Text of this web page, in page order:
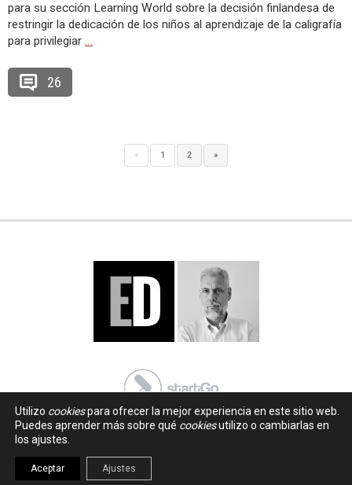
para su sección Learning World sobre la decisión finlandesa de
restringir la dedicación de los niños al aprendizaje de la caligrafía
para privilegiar …
26
« 1 2 »
Utilizo cookiespara ofrecer la mejor experiencia en este sitio web.
Puedes aprender más sobre qué cookiesutilizo o cambiarlas en
los ajustes.
Aceptar Ajustes